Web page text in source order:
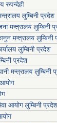
रुपन्देही
लुम्बिनी प्रदेश
मन्त्रालय लुम्बिनी
मन्त्रालय लुम्बिनी
लुम्बिनी प्रदेश
प्रदेश
मन्त्रालय लुम्बिनी
आयोग लुम्बिनी प्रदेश